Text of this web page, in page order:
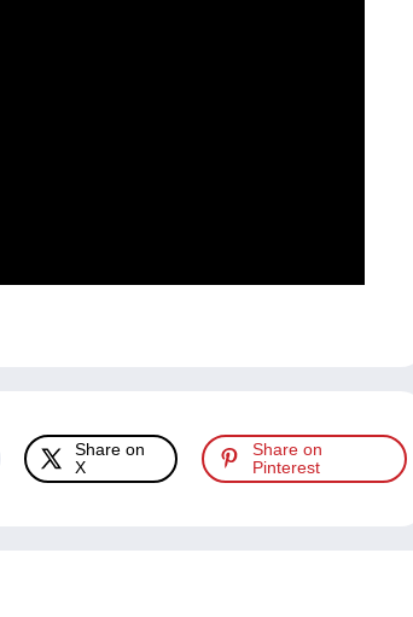
Share on
X
Share on
Pinterest